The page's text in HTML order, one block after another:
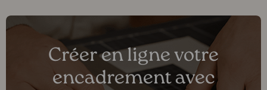
Créer en ligne votre
encadrement avec